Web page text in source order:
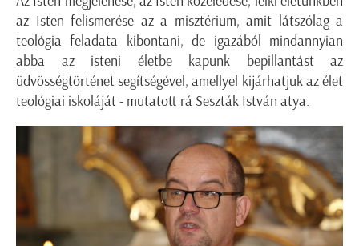
az Isten felismerése az a misztérium, amit látszólag a
teológia feladata kibontani, de igazából mindannyian
abba az isteni életbe kapunk bepillantást az
üdvösségtörténet segítségével, amellyel kijárhatjuk az élet
teológiai iskoláját - mutatott rá Seszták István atya.